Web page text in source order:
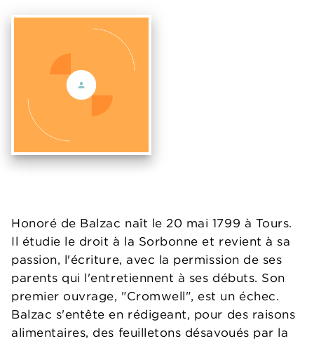
Honoré de Balzac naît le 20 mai 1799 à Tours.
Il étudie le droit à la Sorbonne et revient à sa
passion, l'écriture, avec la permission de ses
parents qui l'entretiennent à ses débuts. Son
premier ouvrage, "Cromwell", est un échec.
Balzac s'entête en rédigeant, pour des raisons
alimentaires, des feuilletons désavoués par la